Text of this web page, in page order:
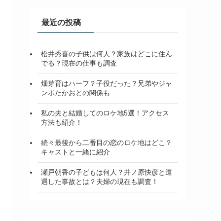
最近の投稿
松井秀喜の子供は何人？家族はどこに住ん
でる？現在の仕事も調査
畑芽育はハーフ？子役だった？兄弟やジャ
ンボたかおとの関係も
私の夫と結婚してのロケ地5選！アクセス
方法も紹介！
続々最後から二番目の恋のロケ地はどこ？
キャストと一緒に紹介
瀬戸朝香の子どもは何人？井ノ原快彦と遭
遇した事故とは？夫婦の現在も調査！